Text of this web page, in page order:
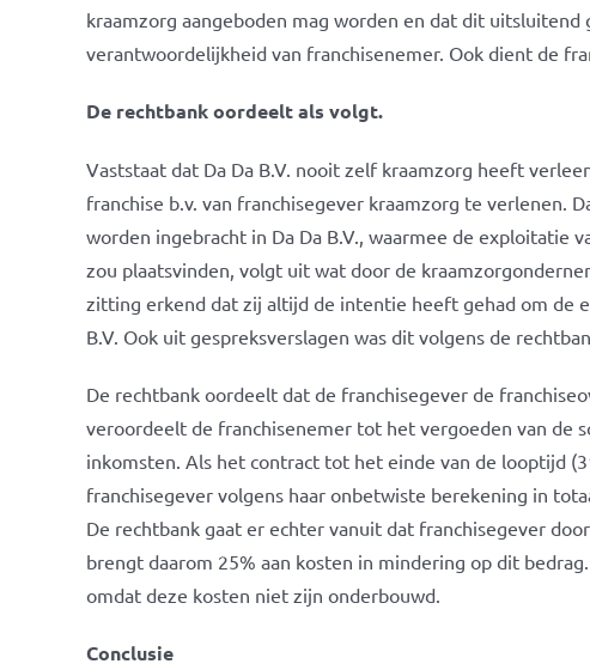
kraamzorg aangeboden mag worden en dat dit
verantwoordelijkheid van franchisenemer. Ook dient de
De rechtbank oordeelt als volgt.
Vaststaat dat Da Da B.V. nooit zelf kraamzorg heeft
franchise b.v. van franchisegever kraamzorg te verlenen.
worden ingebracht in Da Da B.V., waarmee de exploitatie
zou plaatsvinden, volgt uit wat door de
zitting erkend dat zij altijd de intentie heeft gehad om de
B.V. Ook uit gespreksverslagen was dit volgens de
De rechtbank oordeelt dat de franchisegever de
veroordeelt de franchisenemer tot het vergoeden van de
inkomsten. Als het contract tot het einde van de looptijd
franchisegever volgens haar onbetwiste berekening in
De rechtbank gaat er echter vanuit dat franchisegever
brengt daarom 25% aan kosten in mindering op dit
omdat deze kosten niet zijn onderbouwd.
Conclusie